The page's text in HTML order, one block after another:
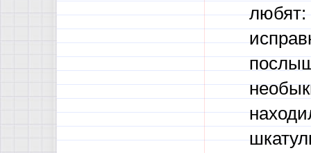
любят: